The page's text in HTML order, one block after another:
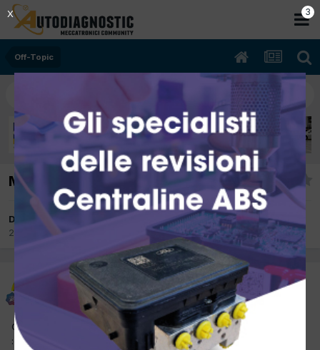
Off-Topic
Misterioso
Da thetotem
20 Marzo 2012
thetotem
Inviato 20 Marzo 2012
Ciao Enrico toglimi una curiosità che è l'utente Mario Rossi
:oO:
2
X